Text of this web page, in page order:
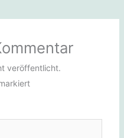
veröffentlicht.